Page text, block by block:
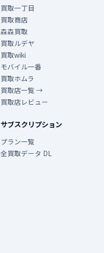
買取一丁目
買取商店
森森買取
買取ルデヤ
買取wiki
モバイル一番
買取ホムラ
買取店一覧 →
買取店レビュー
サブスクリプション
プラン一覧
全買取データ DL